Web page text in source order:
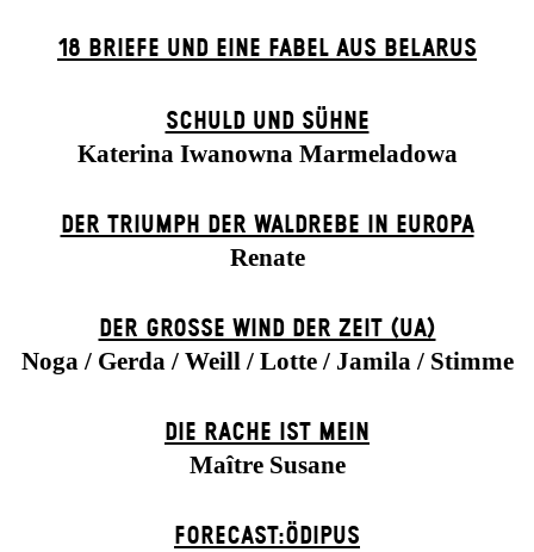
18 BRIEFE UND EINE FABEL AUS BELARUS
SCHULD UND SÜHNE
Katerina Iwanowna Marmeladowa
DER TRIUMPH DER WALDREBE IN EUROPA
Renate
DER GROSSE WIND DER ZEIT (UA)
Noga / Gerda / Weill / Lotte / Jamila / Stimme
DIE RACHE IST MEIN
Maître Susane
FORECAST:ÖDIPUS